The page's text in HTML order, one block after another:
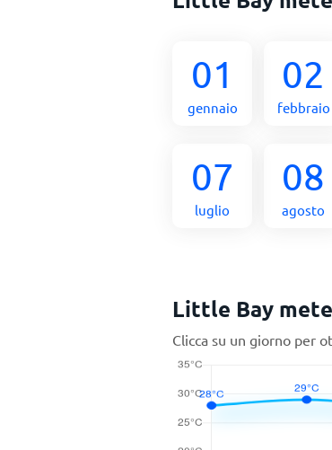
01
gennaio
02
febbraio
07
luglio
08
agosto
Little Bay
Clicca su un giorno per